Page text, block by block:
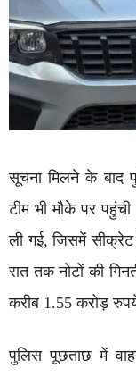
सूचना मिलने के बाद
टीम भी मौके पर
ली गई, जिसमें सीक्रेट
रात तक नोटों की
करीब 1.55 करोड़
पुलिस पूछताछ में